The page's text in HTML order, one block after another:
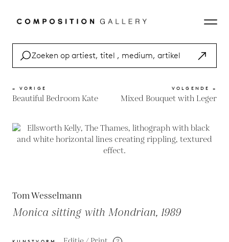
« VORIGE
Beautiful Bedroom Kate
VOLGENDE »
Mixed Bouquet with Leger
Tom Wesselmann
Monica sitting with Mondrian, 1989